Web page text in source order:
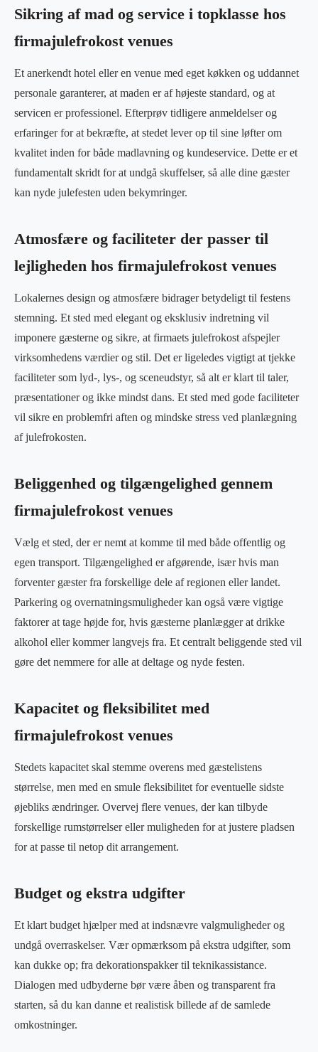
Sikring af mad og service i topklasse hos
firmajulefrokost venues
Et anerkendt hotel eller en venue med eget køkken og uddannet
personale garanterer, at maden er af højeste standard, og at
servicen er professionel. Efterprøv tidligere anmeldelser og
erfaringer for at bekræfte, at stedet lever op til sine løfter om
kvalitet inden for både madlavning og kundeservice. Dette er et
fundamentalt skridt for at undgå skuffelser, så alle dine gæster
kan nyde julefesten uden bekymringer.
Atmosfære og faciliteter der passer til
lejligheden hos firmajulefrokost venues
Lokalernes design og atmosfære bidrager betydeligt til festens
stemning. Et sted med elegant og eksklusiv indretning vil
imponere gæsterne og sikre, at firmaets julefrokost afspejler
virksomhedens værdier og stil. Det er ligeledes vigtigt at tjekke
faciliteter som lyd-, lys-, og sceneudstyr, så alt er klart til taler,
præsentationer og ikke mindst dans. Et sted med gode faciliteter
vil sikre en problemfri aften og mindske stress ved planlægning
af julefrokosten.
Beliggenhed og tilgængelighed gennem
firmajulefrokost venues
Vælg et sted, der er nemt at komme til med både offentlig og
egen transport. Tilgængelighed er afgørende, især hvis man
forventer gæster fra forskellige dele af regionen eller landet.
Parkering og overnatningsmuligheder kan også være vigtige
faktorer at tage højde for, hvis gæsterne planlægger at drikke
alkohol eller kommer langvejs fra. Et centralt beliggende sted vil
gøre det nemmere for alle at deltage og nyde festen.
Kapacitet og fleksibilitet med
firmajulefrokost venues
Stedets kapacitet skal stemme overens med gæstelistens
størrelse, men med en smule fleksibilitet for eventuelle sidste
øjebliks ændringer. Overvej flere venues, der kan tilbyde
forskellige rumstørrelser eller muligheden for at justere pladsen
for at passe til netop dit arrangement.
Budget og ekstra udgifter
Et klart budget hjælper med at indsnævre valgmuligheder og
undgå overraskelser. Vær opmærksom på ekstra udgifter, som
kan dukke op; fra dekorationspakker til teknikassistance.
Dialogen med udbyderne bør være åben og transparent fra
starten, så du kan danne et realistisk billede af de samlede
omkostninger.